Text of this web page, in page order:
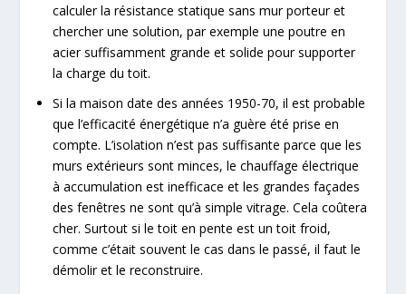
calculer la résistance statique sans mur porteur et
chercher une solution, par exemple une poutre en
acier suffisamment grande et solide pour supporter
la charge du toit.
Si la maison date des années 1950-70, il est probable
que l’efficacité énergétique n’a guère été prise en
compte. L’isolation n’est pas suffisante parce que les
murs extérieurs sont minces, le chauffage électrique
à accumulation est inefficace et les grandes façades
des fenêtres ne sont qu’à simple vitrage. Cela coûtera
cher. Surtout si le toit en pente est un toit froid,
comme c’était souvent le cas dans le passé, il faut le
démolir et le reconstruire.